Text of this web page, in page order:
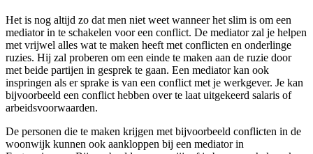
Het is nog altijd zo dat men niet weet wanneer het slim is om een
mediator in te schakelen voor een conflict. De mediator zal je helpen
met vrijwel alles wat te maken heeft met conflicten en onderlinge
ruzies. Hij zal proberen om een einde te maken aan de ruzie door
met beide partijen in gesprek te gaan. Een mediator kan ook
inspringen als er sprake is van een conflict met je werkgever. Je kan
bijvoorbeeld een conflict hebben over te laat uitgekeerd salaris of
arbeidsvoorwaarden.
De personen die te maken krijgen met bijvoorbeeld conflicten in de
woonwijk kunnen ook aankloppen bij een mediator in